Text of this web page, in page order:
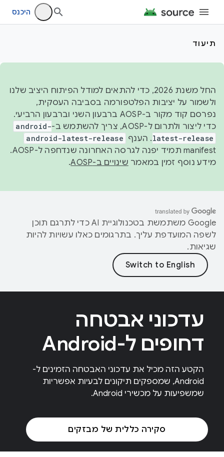
היכנס
תיעוד
החל משנת 2026, כדי להתאים למודל הפיתוח היציב שלנו
ולשמור על יציבות הפלטפורמה בסביבה העסקית,
נפרסם קוד מקור ב-AOSP ברבעון השני וברבעון הרביעי.
כדי ליצור ולתרום ל-AOSP, צריך להשתמש ב-
android-
latest-release. הענף android-latest-release
manifest תמיד יפנה לגרסה האחרונה שנדחפה ל-AOSP.
מידע נוסף זמין במאמר שינויים ב-AOSP .
‫Google משתמשת בטכנולוגיית AI כדי לתרגם תוכן
לשפה המועדפת עליך. בתרגומים כאלו עשויות להיות
שגיאות.
עדכוני אבטחה
דחופים ל-Android
הקטע הזה מכיל את עדכוני האבטחה הזמינים ל-
Android, שמספקים תיקונים לבעיות אפשריות
שמשפיעות על מכשירי Android.
סקירה כללית של מבזקים